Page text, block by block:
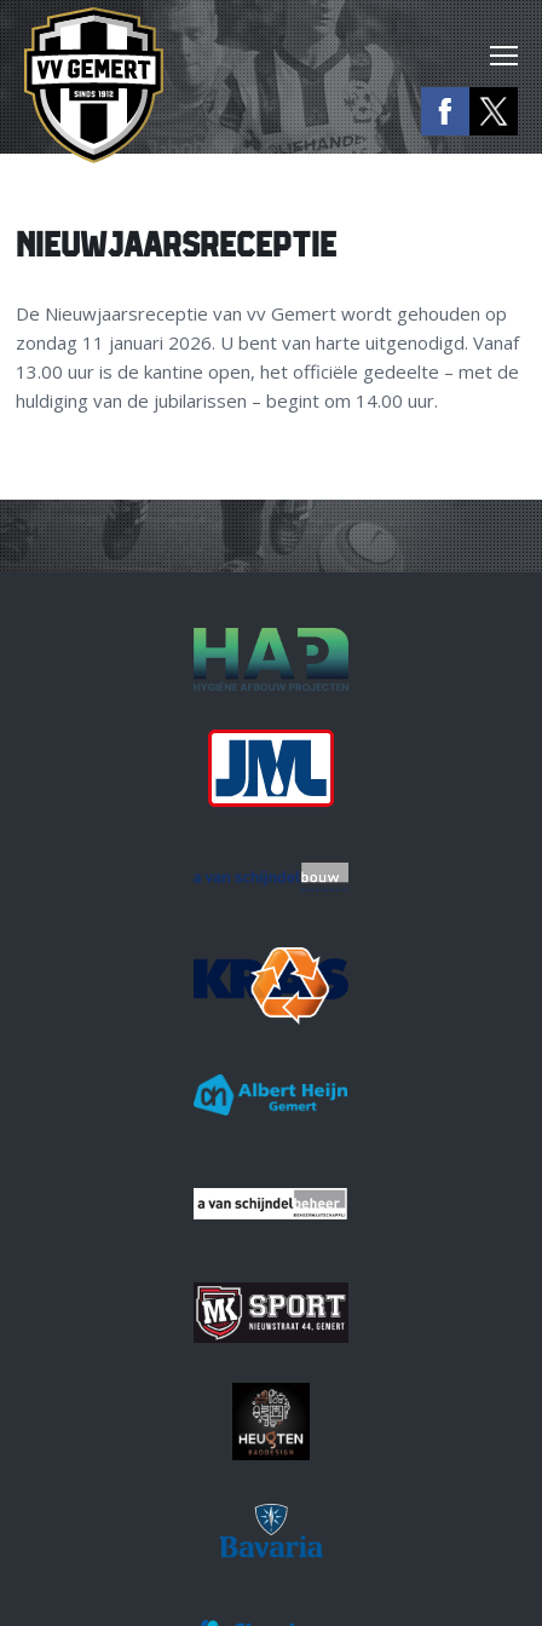
NIEUWJAARSRECEPTIE
De Nieuwjaarsreceptie van vv Gemert wordt gehouden op
zondag 11 januari 2026. U bent van harte uitgenodigd. Vanaf
13.00 uur is de kantine open, het officiële gedeelte – met de
huldiging van de jubilarissen – begint om 14.00 uur.